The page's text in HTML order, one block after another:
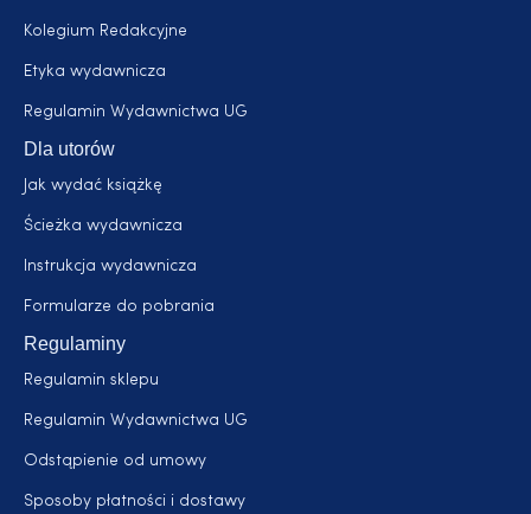
Kolegium Redakcyjne
Etyka wydawnicza
Regulamin Wydawnictwa UG
Dla utorów
Jak wydać książkę
Ścieżka wydawnicza
Instrukcja wydawnicza
Formularze do pobrania
Regulaminy
Regulamin sklepu
Regulamin Wydawnictwa UG
Odstąpienie od umowy
Sposoby płatności i dostawy